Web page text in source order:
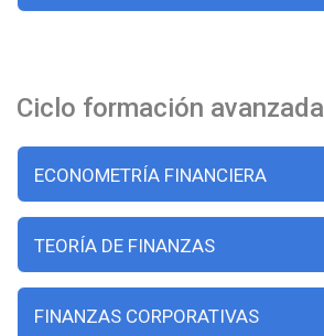
Ciclo formación avanzada
ECONOMETRÍA FINANCIERA
TEORÍA DE FINANZAS
FINANZAS CORPORATIVAS